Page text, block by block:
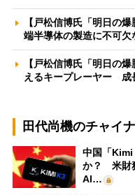
【戸松信博氏「明日の
端半導体の製造に不可
【戸松信博氏「明日の
えるキープレーヤー
田代尚機のチャイ
中国「Kimi
か？ 米財
AI…